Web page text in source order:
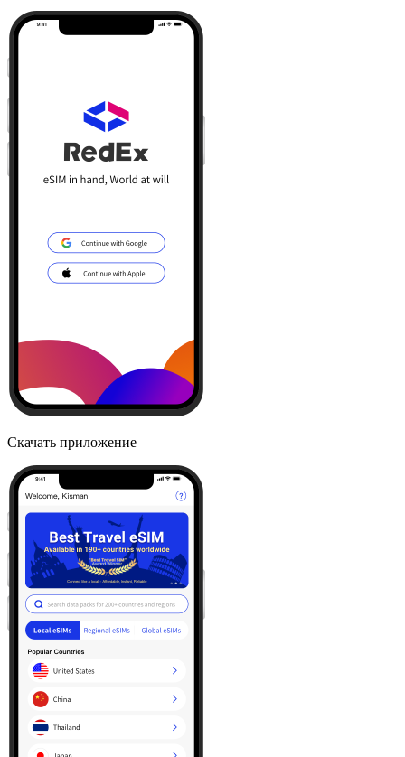
Скачать приложение